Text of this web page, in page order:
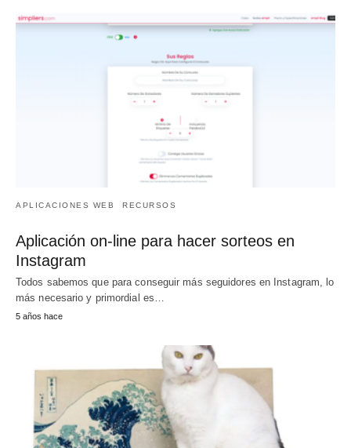
APLICACIONES WEB RECURSOS
Aplicación on-line para hacer sorteos en
Instagram
Todos sabemos que para conseguir más seguidores en Instagram, lo
más necesario y primordial es…
5 años hace